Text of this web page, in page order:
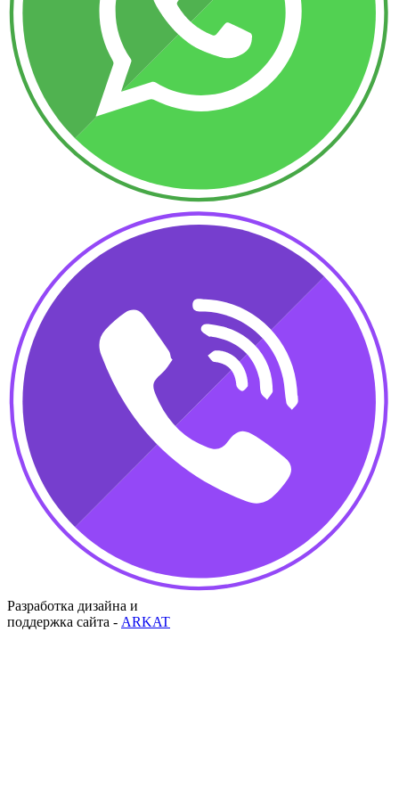
Разработка дизайна и
поддержка сайта - ARKAT